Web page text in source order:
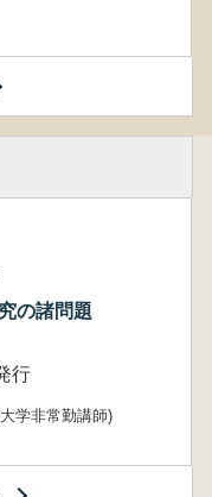
の諸問題
行
学非常勤講師)